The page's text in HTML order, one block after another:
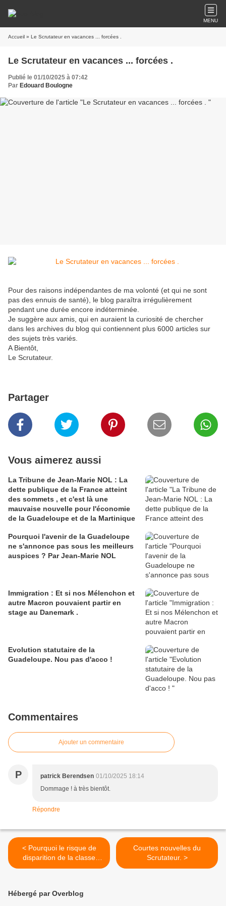
MENU
Accueil » Le Scrutateur en vacances ... forcées .
Le Scrutateur en vacances ... forcées .
Publié le 01/10/2025 à 07:42
Par Edouard Boulogne
Pour des raisons indépendantes de ma volonté (et qui ne sont
pas des ennuis de santé), le blog paraîtra irrégulièrement
pendant une durée encore indéterminée.
Je suggère aux amis, qui en auraient la curiosité de chercher
dans les archives du blog qui contiennent plus 6000 articles sur
des sujets très variés.
A Bientôt,
Le Scrutateur.
Partager
Vous aimerez aussi
La Tribune de Jean-Marie NOL : La
dette publique de la France atteint
des sommets , et c'est là une
mauvaise nouvelle pour l'économie
de la Guadeloupe et de la Martinique
Pourquoi l'avenir de la Guadeloupe
ne s'annonce pas sous les meilleurs
auspices ? Par Jean-Marie NOL
Immigration : Et si nos Mélenchon et
autre Macron pouvaient partir en
stage au Danemark .
Evolution statutaire de la
Guadeloupe. Nou pas d'acco !
Commentaires
Ajouter un commentaire
P patrick Berendsen 01/10/2025 18:14
Dommage ! à très bientôt.
Répondre
< Pourquoi le risque de
disparition de la classe
moyenne en Guadeloupe
2035 ? Par Jean-Marie
Courtes nouvelles du
Scrutateur. >
Hébergé par Overblog